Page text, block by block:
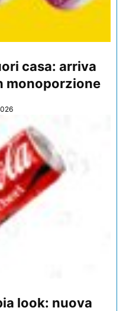
casa: arriva
monoporzione
look: nuova